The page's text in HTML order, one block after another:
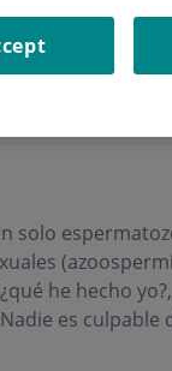
solo
he hecho
es culpable